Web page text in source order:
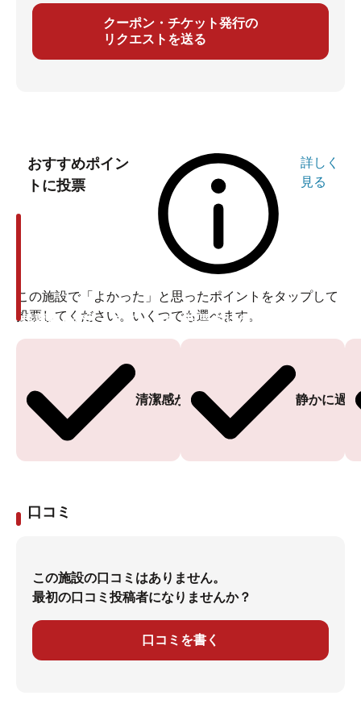
クーポン・チケット発行の
リクエストを送る
おすすめポイン
トに投票
詳しく
見る
この施設で「よかった」と思ったポイントをタップして
投票してください。いくつでも選べます。
清潔感がある
投票ありがとうございます
静かに過
投票ありがとうございます
口コミ
この施設の口コミはありません。
最初の口コミ投稿者になりませんか？
口コミを書く